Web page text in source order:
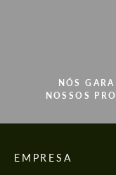
NÓS
NOSSOS
EMPRESA